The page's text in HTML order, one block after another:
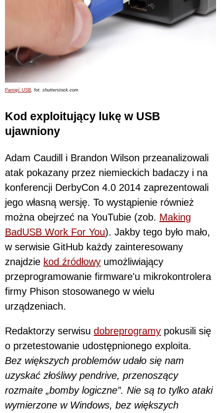
Pamięć USB , fot. shutterstock.com
Kod exploitujący lukę w USB
ujawniony
Adam Caudill i Brandon Wilson przeanalizowali
atak pokazany przez niemieckich badaczy i na
konferencji DerbyCon 4.0 2014 zaprezentowali
jego własną wersję. To wystąpienie również
można obejrzeć na YouTubie (zob. Making
BadUSB Work For You). Jakby tego było mało,
w serwisie GitHub każdy zainteresowany
znajdzie kod źródłowy umożliwiający
przeprogramowanie firmware'u mikrokontrolera
firmy Phison stosowanego w wielu
urządzeniach.
Redaktorzy serwisu dobreprogramy pokusili się
o przetestowanie udostępnionego exploita.
Bez większych problemów udało się nam
uzyskać złośliwy pendrive, przenoszący
rozmaite „bomby logiczne”. Nie są to tylko ataki
wymierzone w Windows, bez większych